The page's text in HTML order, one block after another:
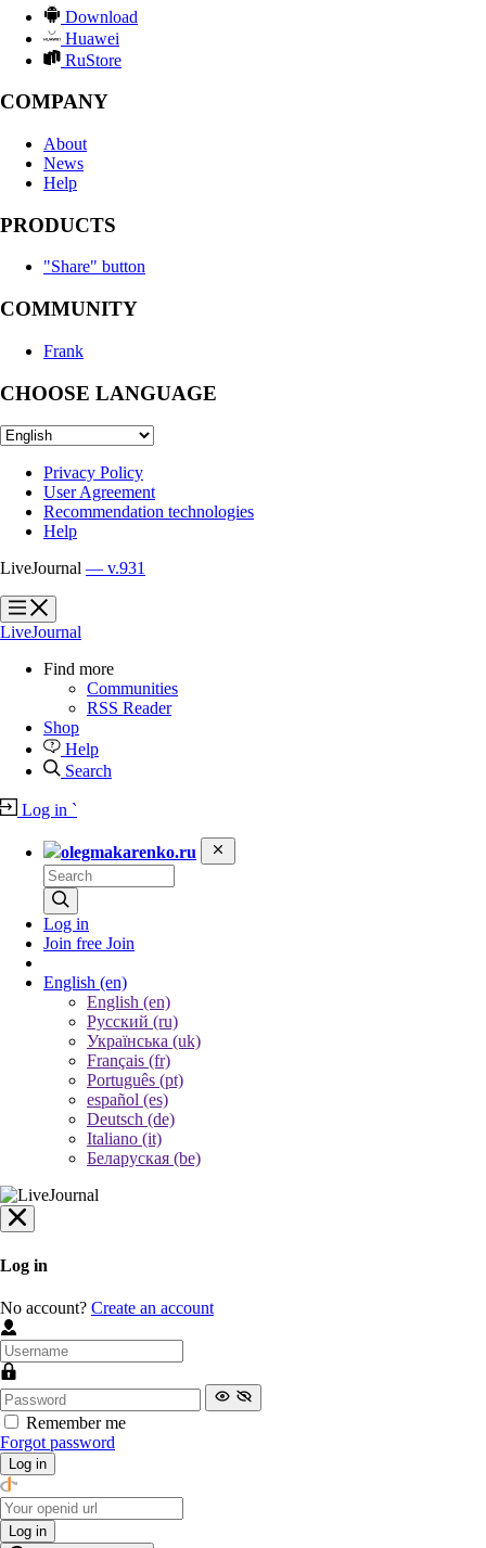
Download
Huawei
RuStore
COMPANY
About
News
Help
PRODUCTS
"Share" button
COMMUNITY
Frank
CHOOSE LANGUAGE
Privacy Policy
User Agreement
Recommendation technologies
Help
LiveJournal — v.931
?
?
LiveJournal
Find more
Communities
RSS Reader
Shop
Help
Search
Log in `
olegmakarenko.ru
Log in
Join free Join
English (en)
English (en)
Русский (ru)
Українська (uk)
Français (fr)
Português (pt)
español (es)
Deutsch (de)
Italiano (it)
Беларуская (be)
Log in
No account? Create an account
Remember me
Forgot password
Log in
Log in